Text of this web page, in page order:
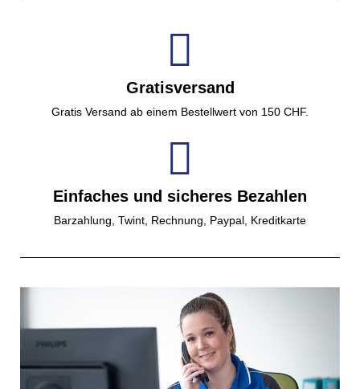
Gratisversand
Gratis Versand ab einem Bestellwert von 150 CHF.
Einfaches und sicheres Bezahlen
Barzahlung, Twint, Rechnung, Paypal, Kreditkarte